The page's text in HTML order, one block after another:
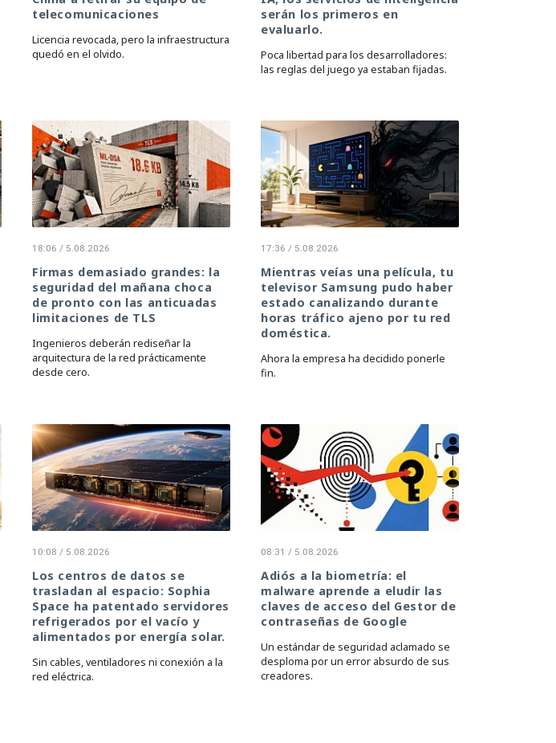
telecomunicaciones
Licencia revocada, pero la infraestructura
quedó en el olvido.
serán los primeros en
evaluarlo.
Poca libertad para los desarrolladores:
las reglas del juego ya estaban fijadas.
18:06 / 5.08.2026
Firmas demasiado grandes: la
seguridad del mañana choca
de pronto con las anticuadas
limitaciones de TLS
Ingenieros deberán rediseñar la
arquitectura de la red prácticamente
desde cero.
17:36 / 5.08.2026
Mientras veías una película, tu
televisor Samsung pudo haber
estado canalizando durante
horas tráfico ajeno por tu red
doméstica.
Ahora la empresa ha decidido ponerle
fin.
10:08 / 5.08.2026
Los centros de datos se
trasladan al espacio: Sophia
Space ha patentado servidores
refrigerados por el vacío y
alimentados por energía solar.
Sin cables, ventiladores ni conexión a la
red eléctrica.
08:31 / 5.08.2026
Adiós a la biometría: el
malware aprende a eludir las
claves de acceso del Gestor de
contraseñas de Google
Un estándar de seguridad aclamado se
desploma por un error absurdo de sus
creadores.